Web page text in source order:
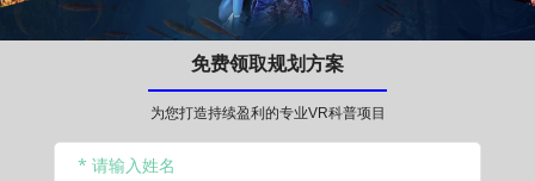
免费领取规划方案
为您打造持续盈利的专业VR科普项目